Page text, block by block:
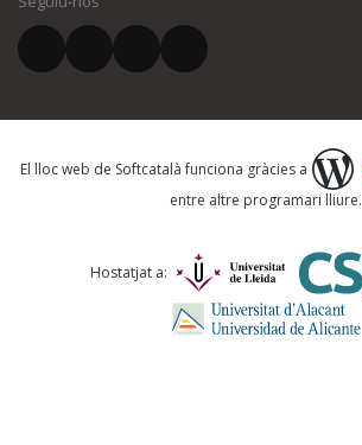
El vostre correu electrònic *
Què proposeu?
Comentari *
El lloc web de Softcatalà funciona gràcies a
entre altre programari lliure.
Hostatjat a: